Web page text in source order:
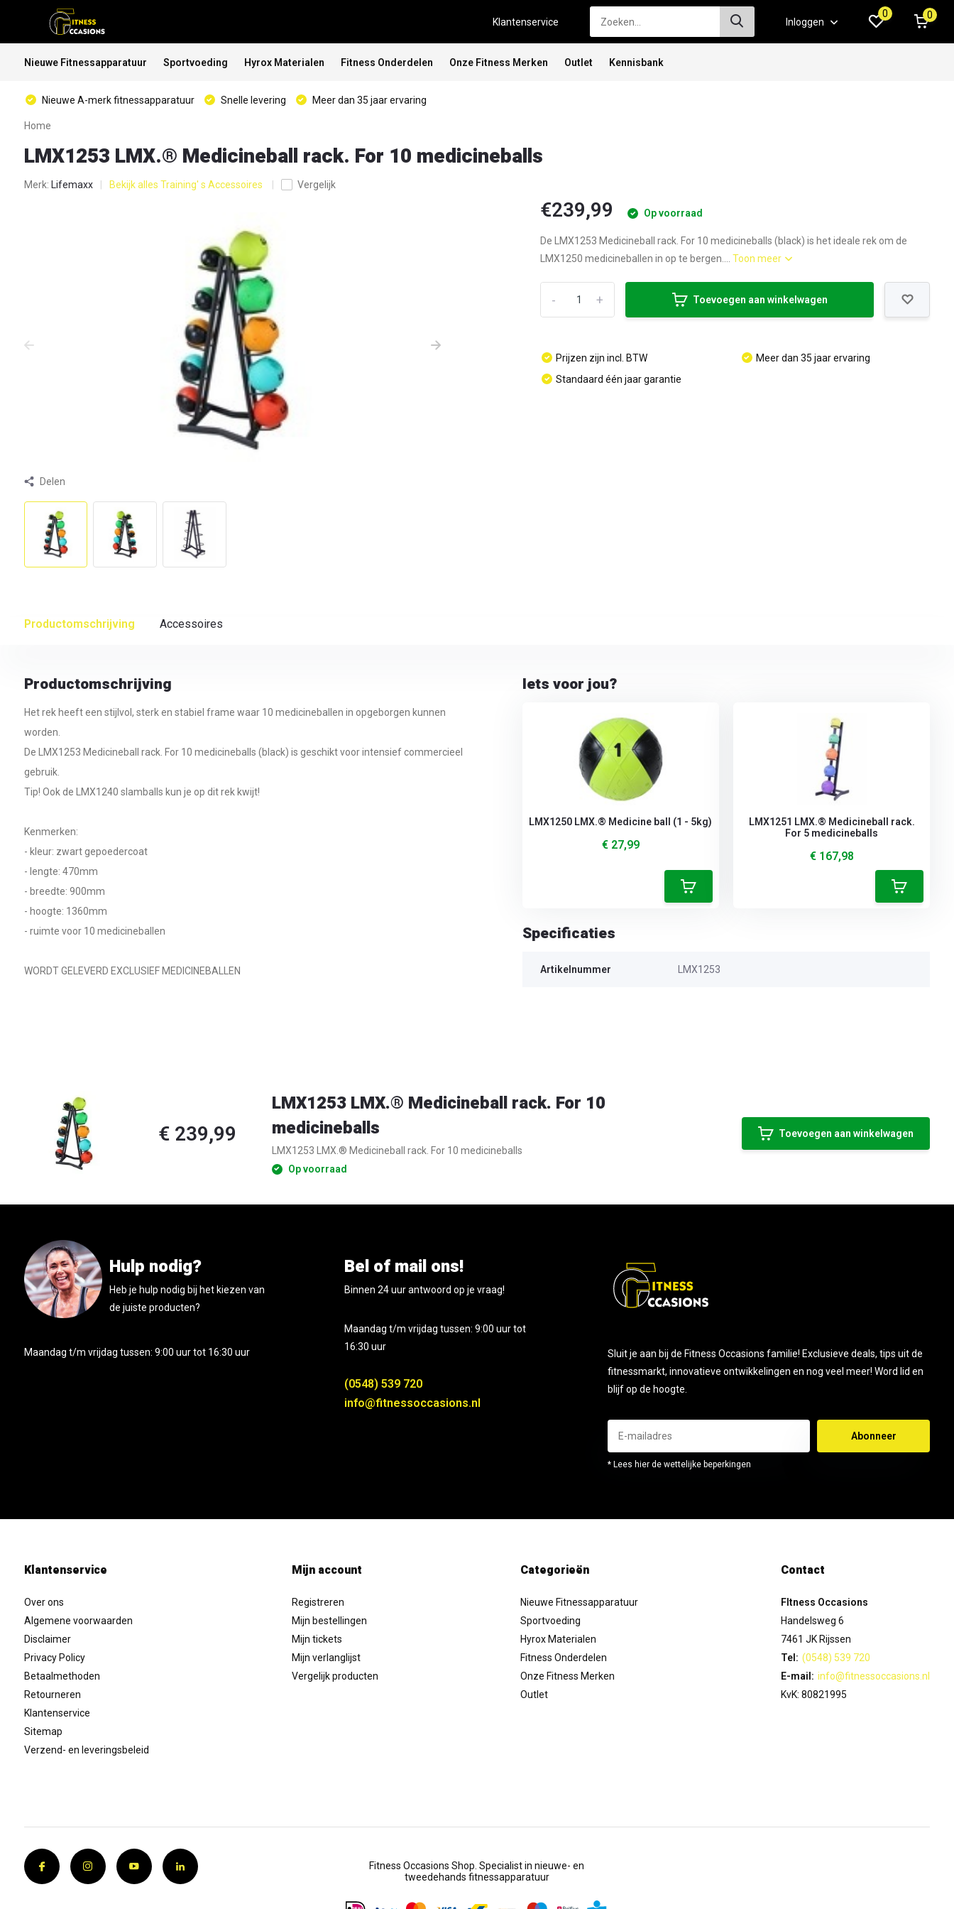
Klantenservice Inloggen
0 0
Nieuwe Fitnessapparatuur Sportvoeding Hyrox Materialen Fitness Onderdelen Onze Fitness Merken Outlet Kennisbank
Nieuwe A-merk fitnessapparatuur Snelle levering Meer dan 35 jaar ervaring
Home
LMX1253 LMX.® Medicineball rack. For 10 medicineballs
Merk: Lifemaxx Bekijk alles Training' s Accessoires Vergelijk
Delen
€239,99 Op voorraad
De LMX1253 Medicineball rack. For 10 medicineballs (black) is het ideale rek om de
LMX1250 medicineballen in op te bergen....Toon meer
+
- Toevoegen aan winkelwagen
Prijzen zijn incl. BTW
Standaard één jaar garantie
Meer dan 35 jaar ervaring
Productomschrijving Accessoires
Productomschrijving
Het rek heeft een stijlvol, sterk en stabiel frame waar 10 medicineballen in opgeborgen kunnen
worden.
De LMX1253 Medicineball rack. For 10 medicineballs (black) is geschikt voor intensief commercieel
gebruik.
Tip! Ook de LMX1240 slamballs kun je op dit rek kwijt!
Kenmerken:
- kleur: zwart gepoedercoat
- lengte: 470mm
- breedte: 900mm
- hoogte: 1360mm
- ruimte voor 10 medicineballen
WORDT GELEVERD EXCLUSIEF MEDICINEBALLEN
Iets voor jou?
LMX1250 LMX.® Medicine ball (1 - 5kg)
€ 27,99
LMX1251 LMX.® Medicineball rack.
For 5 medicineballs
€ 167,98
Specificaties
Artikelnummer LMX1253
€ 239,99
LMX1253 LMX.® Medicineball rack. For 10
medicineballs
LMX1253 LMX.® Medicineball rack. For 10 medicineballs
Op voorraad
Toevoegen aan winkelwagen
Hulp nodig?
Heb je hulp nodig bij het kiezen van
de juiste producten?
Maandag t/m vrijdag tussen: 9:00 uur tot 16:30 uur
Bel of mail ons!
Binnen 24 uur antwoord op je vraag!
Maandag t/m vrijdag tussen: 9:00 uur tot
16:30 uur
(0548) 539 720
info@fitnessoccasions.nl
Sluit je aan bij de Fitness Occasions familie! Exclusieve deals, tips uit de
fitnessmarkt, innovatieve ontwikkelingen en nog veel meer! Word lid en
blijf op de hoogte.
Abonneer
* Lees hier de wettelijke beperkingen
Klantenservice
Over ons
Algemene voorwaarden
Disclaimer
Privacy Policy
Betaalmethoden
Retourneren
Klantenservice
Sitemap
Verzend- en leveringsbeleid
Mijn account
Registreren
Mijn bestellingen
Mijn tickets
Mijn verlanglijst
Vergelijk producten
Categorieën
Nieuwe Fitnessapparatuur
Sportvoeding
Hyrox Materialen
Fitness Onderdelen
Onze Fitness Merken
Outlet
Contact
FItness Occasions
Handelsweg 6
7461 JK Rijssen
Tel: (0548) 539 720
E-mail: info@fitnessoccasions.nl
KvK: 80821995
Fitness Occasions Shop. Specialist in nieuwe- en
tweedehands fitnessapparatuur